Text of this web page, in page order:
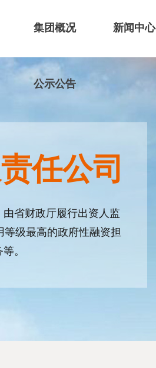
集团概况 新闻中心
公示公告
任公司
省财政厅履行出资人监
级最高的政府性融资担
。